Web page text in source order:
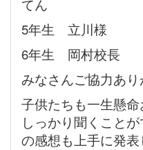
てん
5年生 立川様
6年生 岡村校長
みなさんご協力あり
子供たちも一生懸
しっかり聞くこと
の感想も上手に発表